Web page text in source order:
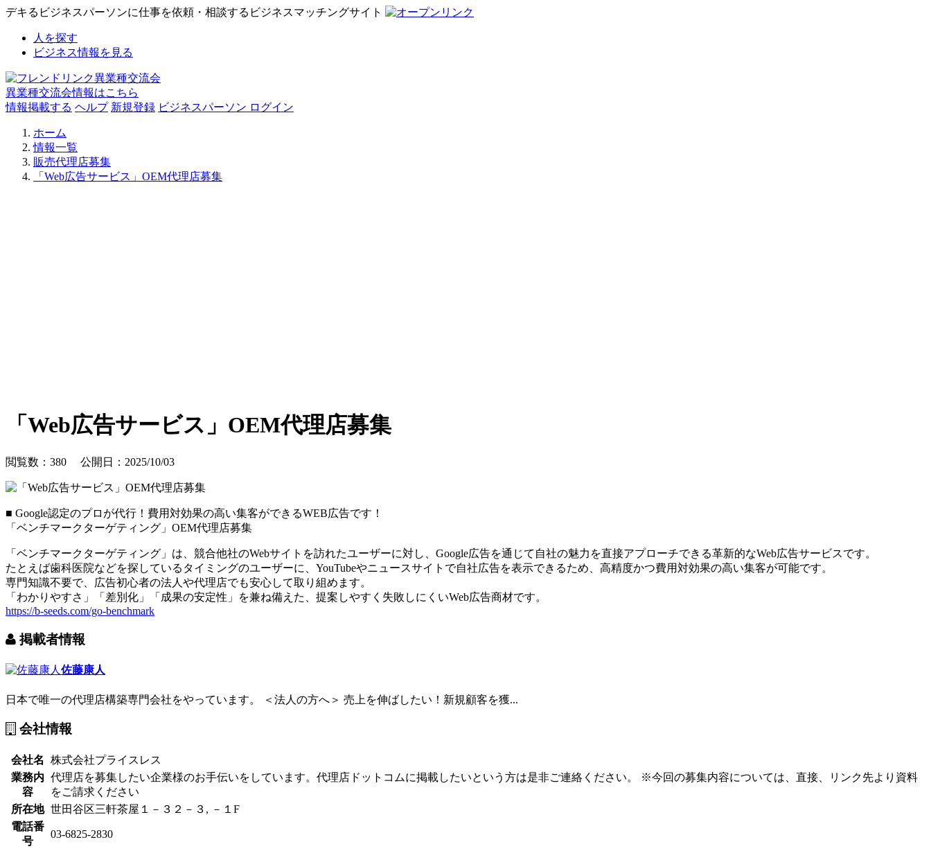
デキるビジネスパーソンに仕事を依頼・相談するビジネスマッチングサイト
人を探す
ビジネス情報を見る
異業種交流会情報はこちら
情報掲載する ヘルプ 新規登録 ビジネスパーソン ログイン
ホーム
情報一覧
販売代理店募集
「Web広告サービス」OEM代理店募集
「Web広告サービス」OEM代理店募集
閲覧数：380 公開日：2025/10/03
■ Google認定のプロが代行！費用対効果の高い集客ができるWEB広告です！
「ベンチマークターゲティング」OEM代理店募集
「ベンチマークターゲティング」は、競合他社のWebサイトを訪れたユーザーに対し、Google広告を通じて自社の魅力を直接アプローチできる革新的なWeb広告サービスです。
たとえば歯科医院などを探しているタイミングのユーザーに、YouTubeやニュースサイトで自社広告を表示できるため、高精度かつ費用対効果の高い集客が可能です。
専門知識不要で、広告初心者の法人や代理店でも安心して取り組めます。
「わかりやすさ」「差別化」「成果の安定性」を兼ね備えた、提案しやすく失敗しにくいWeb広告商材です。
https://b-seeds.com/go-benchmark
掲載者情報
佐藤康人
日本で唯一の代理店構築専門会社をやっています。 ＜法人の方へ＞ 売上を伸ばしたい！新規顧客を獲...
会社情報
会社名
株式会社プライスレス
業務内
容
代理店を募集したい企業様のお手伝いをしています。代理店ドットコムに掲載したいという方は是非ご連絡ください。 ※今回の募集内容については、直接、リンク先より資料
をご請求ください
所在地 世田谷区三軒茶屋１－３２－３, －１F
電話番
号
03-6825-2830